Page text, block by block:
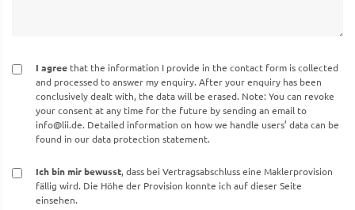
I agree that the information I provide in the contact form is collected
and processed to answer my enquiry. After your enquiry has been
conclusively dealt with, the data will be erased. Note: You can revoke
your consent at any time for the future by sending an email to
info@lii.de. Detailed information on how we handle users’ data can be
found in our data protection statement.
Ich bin mir bewusst, dass bei Vertragsabschluss eine Maklerprovision
fällig wird. Die Höhe der Provision konnte ich auf dieser Seite
einsehen.